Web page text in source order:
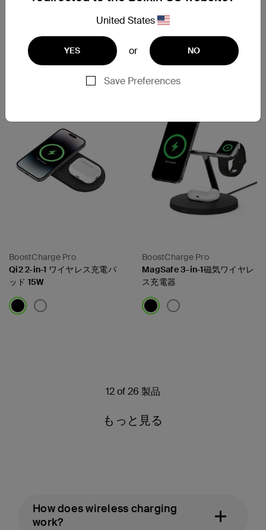
ッド 15W
Price:
BoostCharge Pro
Qi2 2-in-1 ワイヤレス充電パ
ッド 15W
BoostCharge Pro
MagSafe 3-in-1磁気ワイヤレ
ス充電器
12 of 26 製品
もっと見る
How does wireless charging
work?
United States
YES or NO
Save Preferences